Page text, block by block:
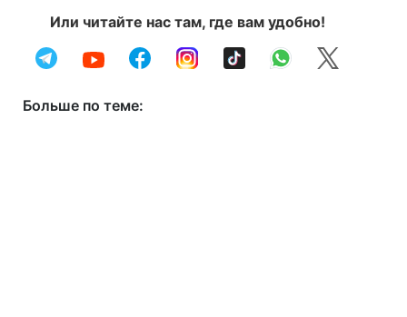
Или читайте нас там, где вам удобно!
Больше по теме: